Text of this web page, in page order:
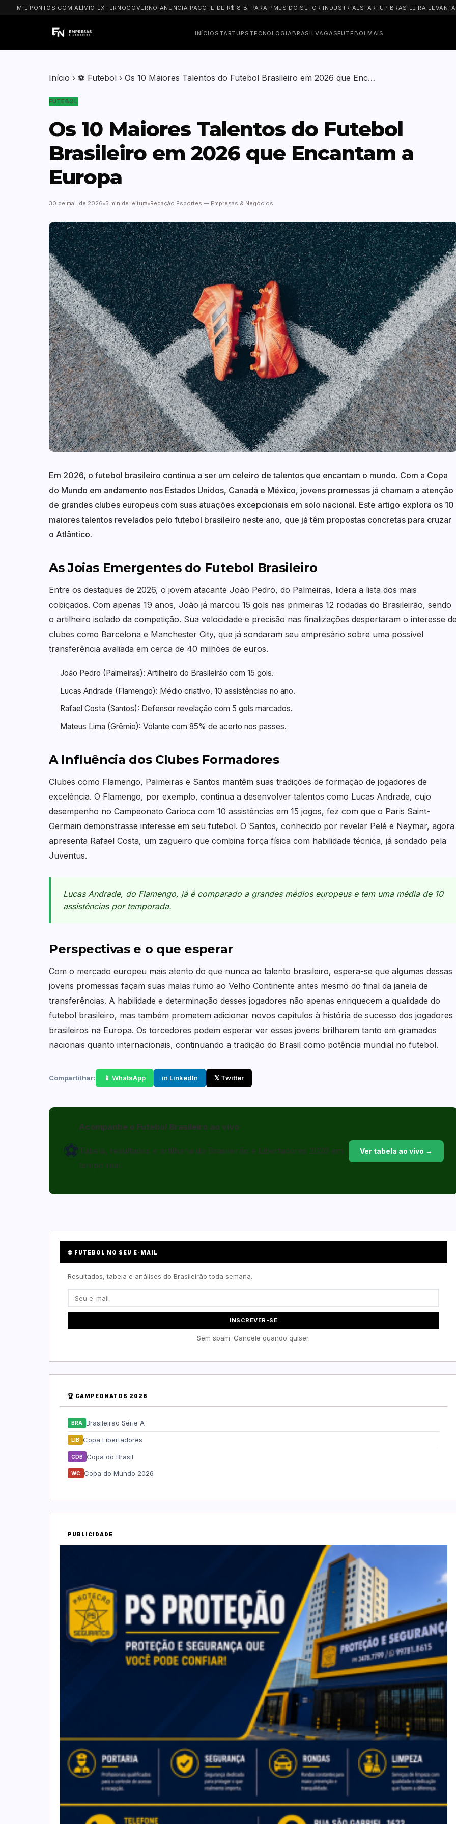
PONTOS COM ALÍVIO EXTERNOGOVERNO ANUNCIA PACOTE DE R$ 8 BI PARA PMES DO SETOR INDUSTRIALSTARTUP BRASILEIRA LEVANTA US$
INÍCIOSTARTUPS TECNOLOGIABRASILVAGASFUTEBOLMAIS
Início › ⚽ Futebol › Os 10 Maiores Talentos do Futebol Brasileiro em 2026 que Enc…
FUTEBOL
Os 10 Maiores Talentos do Futebol
Brasileiro em 2026 que Encantam a
Europa
30 de mai. de 2026 5 min de leitura Redação Esportes — Empresas & Negócios
Em 2026, o futebol brasileiro continua a ser um celeiro de talentos que encantam o mundo. Com a Copa
do Mundo em andamento nos Estados Unidos, Canadá e México, jovens promessas já chamam a atenção
de grandes clubes europeus com suas atuações excepcionais em solo nacional. Este artigo explora os 10
maiores talentos revelados pelo futebol brasileiro neste ano, que já têm propostas concretas para cruzar
o Atlântico.
As Joias Emergentes do Futebol Brasileiro
Entre os destaques de 2026, o jovem atacante João Pedro, do Palmeiras, lidera a lista dos mais
cobiçados. Com apenas 19 anos, João já marcou 15 gols nas primeiras 12 rodadas do Brasileirão, sendo
o artilheiro isolado da competição. Sua velocidade e precisão nas finalizações despertaram o interesse
clubes como Barcelona e Manchester City, que já sondaram seu empresário sobre uma possível
transferência avaliada em cerca de 40 milhões de euros.
João Pedro (Palmeiras): Artilheiro do Brasileirão com 15 gols.
Lucas Andrade (Flamengo): Médio criativo, 10 assistências no ano.
Rafael Costa (Santos): Defensor revelação com 5 gols marcados.
Mateus Lima (Grêmio): Volante com 85% de acerto nos passes.
A Influência dos Clubes Formadores
Clubes como Flamengo, Palmeiras e Santos mantêm suas tradições de formação de jogadores de
excelência. O Flamengo, por exemplo, continua a desenvolver talentos como Lucas Andrade, cujo
desempenho no Campeonato Carioca com 10 assistências em 15 jogos, fez com que o Paris Saint-
Germain demonstrasse interesse em seu futebol. O Santos, conhecido por revelar Pelé e Neymar, agora
apresenta Rafael Costa, um zagueiro que combina força física com habilidade técnica, já sondado pela
Juventus.
Lucas Andrade, do Flamengo, já é comparado a grandes médios europeus e tem uma média de 10
assistências por temporada.
Perspectivas e o que esperar
Com o mercado europeu mais atento do que nunca ao talento brasileiro, espera-se que algumas dessas
jovens promessas façam suas malas rumo ao Velho Continente antes mesmo do final da janela de
transferências. A habilidade e determinação desses jogadores não apenas enriquecem a qualidade do
futebol brasileiro, mas também prometem adicionar novos capítulos à história de sucesso dos jogadores
brasileiros na Europa. Os torcedores podem esperar ver esses jovens brilharem tanto em gramados
nacionais quanto internacionais, continuando a tradição do Brasil como potência mundial no futebol.
Compartilhar: 📱 WhatsApp in LinkedIn 𝕏 Twitter
⚽
Acompanhe o Futebol Brasileiro ao vivo
Tabela, resultados e artilharia do Brasileirão e Libertadores 2026 em
tempo real.
Ver tabela ao vivo →
⚽ FUTEBOL NO SEU E-MAIL
Resultados, tabela e análises do Brasileirão toda semana.
INSCREVER-SE
Sem spam. Cancele quando quiser.
🏆 CAMPEONATOS 2026
BRA Brasileirão Série A
LIB Copa Libertadores
CDB Copa do Brasil
WC Copa do Mundo 2026
PUBLICIDADE